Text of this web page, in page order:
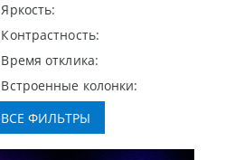
Яркость:
Контрастность:
Время отклика:
Встроенные колонки: